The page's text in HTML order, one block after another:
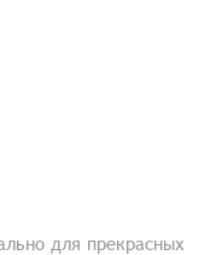
для прекрасных